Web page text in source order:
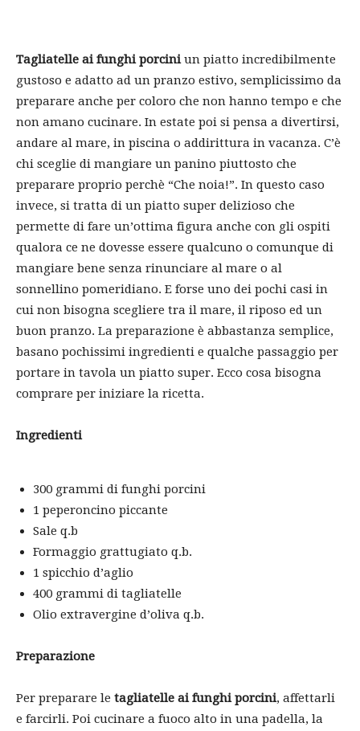
Tagliatelle ai funghi porciniun piatto incredibilmente
gustoso e adatto ad un pranzo estivo, semplicissimo da
preparare anche per coloro che non hanno tempo e che
non amano cucinare. In estate poi si pensa a divertirsi,
andare al mare, in piscina o addirittura in vacanza. C’è
chi sceglie di mangiare un panino piuttosto che
preparare proprio perchè “Che noia!”. In questo caso
invece, si tratta di un piatto super delizioso che
permette di fare un’ottima figura anche con gli ospiti
qualora ce ne dovesse essere qualcuno o comunque di
mangiare bene senza rinunciare al mare o al
sonnellino pomeridiano. E forse uno dei pochi casi in
cui non bisogna scegliere tra il mare, il riposo ed un
buon pranzo. La preparazione è abbastanza semplice,
basano pochissimi ingredienti e qualche passaggio per
portare in tavola un piatto super. Ecco cosa bisogna
comprare per iniziare la ricetta.
Ingredienti
300 grammi di funghi porcini
1 peperoncino piccante
Sale q.b
Formaggio grattugiato q.b.
1 spicchio d’aglio
400 grammi di tagliatelle
Olio extravergine d’oliva q.b.
Preparazione
Per preparare le tagliatelle ai funghi porcini, affettarli
e farcirli. Poi cucinare a fuoco alto in una padella, la